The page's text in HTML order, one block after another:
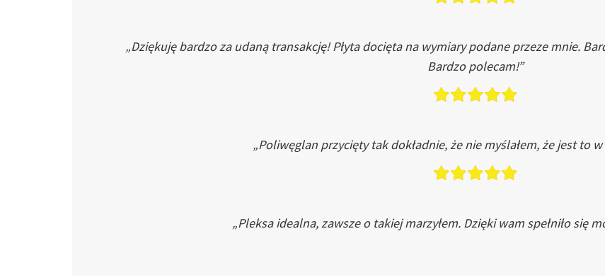
„Dziękuję bardzo za udaną transakcję! Płyta docięta na wymiary podane przeze mnie.
Bardzo polecam!”
„Poliwęglan przycięty tak dokładnie, że nie myślałem, że jest to
„Pleksa idealna, zawsze o takiej marzyłem. Dzięki wam spełniło się